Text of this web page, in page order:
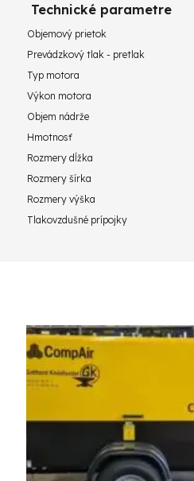
Technické parametre
Objemový prietok
Prevádzkový tlak - pretlak
Typ motora
Výkon motora
Objem nádrže
Hmotnosť
Rozmery dĺžka
Rozmery šírka
Rozmery výška
Tlakovzdušné prípojky